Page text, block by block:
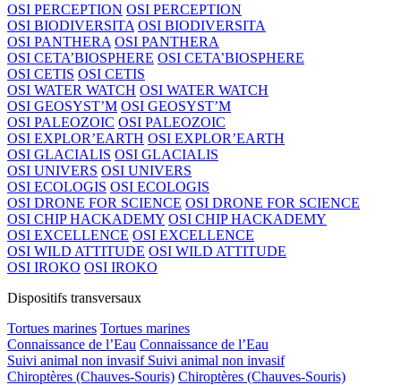
OSI PERCEPTION OSI PERCEPTION
OSI BIODIVERSITA OSI BIODIVERSITA
OSI PANTHERA OSI PANTHERA
OSI CETA’BIOSPHERE OSI CETA’BIOSPHERE
OSI CETIS OSI CETIS
OSI WATER WATCH OSI WATER WATCH
OSI GEOSYST’M OSI GEOSYST’M
OSI PALEOZOIC OSI PALEOZOIC
OSI EXPLOR’EARTH OSI EXPLOR’EARTH
OSI GLACIALIS OSI GLACIALIS
OSI UNIVERS OSI UNIVERS
OSI ECOLOGIS OSI ECOLOGIS
OSI DRONE FOR SCIENCE OSI DRONE FOR SCIENCE
OSI CHIP HACKADEMY OSI CHIP HACKADEMY
OSI EXCELLENCE OSI EXCELLENCE
OSI WILD ATTITUDE OSI WILD ATTITUDE
OSI IROKO OSI IROKO
Dispositifs transversaux
Tortues marines Tortues marines
Connaissance de l’Eau Connaissance de l’Eau
Suivi animal non invasif Suivi animal non invasif
Chiroptères (Chauves-Souris) Chiroptères (Chauves-Souris)